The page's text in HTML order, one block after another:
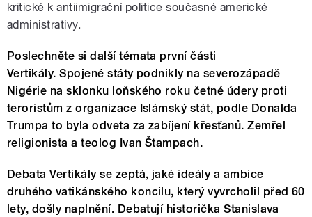
kritické k antiimigrační politice současné americké
administrativy.
Poslechněte si další témata první části
Vertikály. Spojené státy podnikly na severozápadě
Nigérie na sklonku loňského roku četné údery proti
teroristům z organizace Islámský stát, podle Donalda
Trumpa to byla odveta za zabíjení křesťanů. Zemřel
religionista a teolog Ivan Štampach.
Debata Vertikály se zeptá, jaké ideály a ambice
druhého vatikánského koncilu, který vyvrcholil před 60
lety, došly naplnění. Debatují historička Stanislava